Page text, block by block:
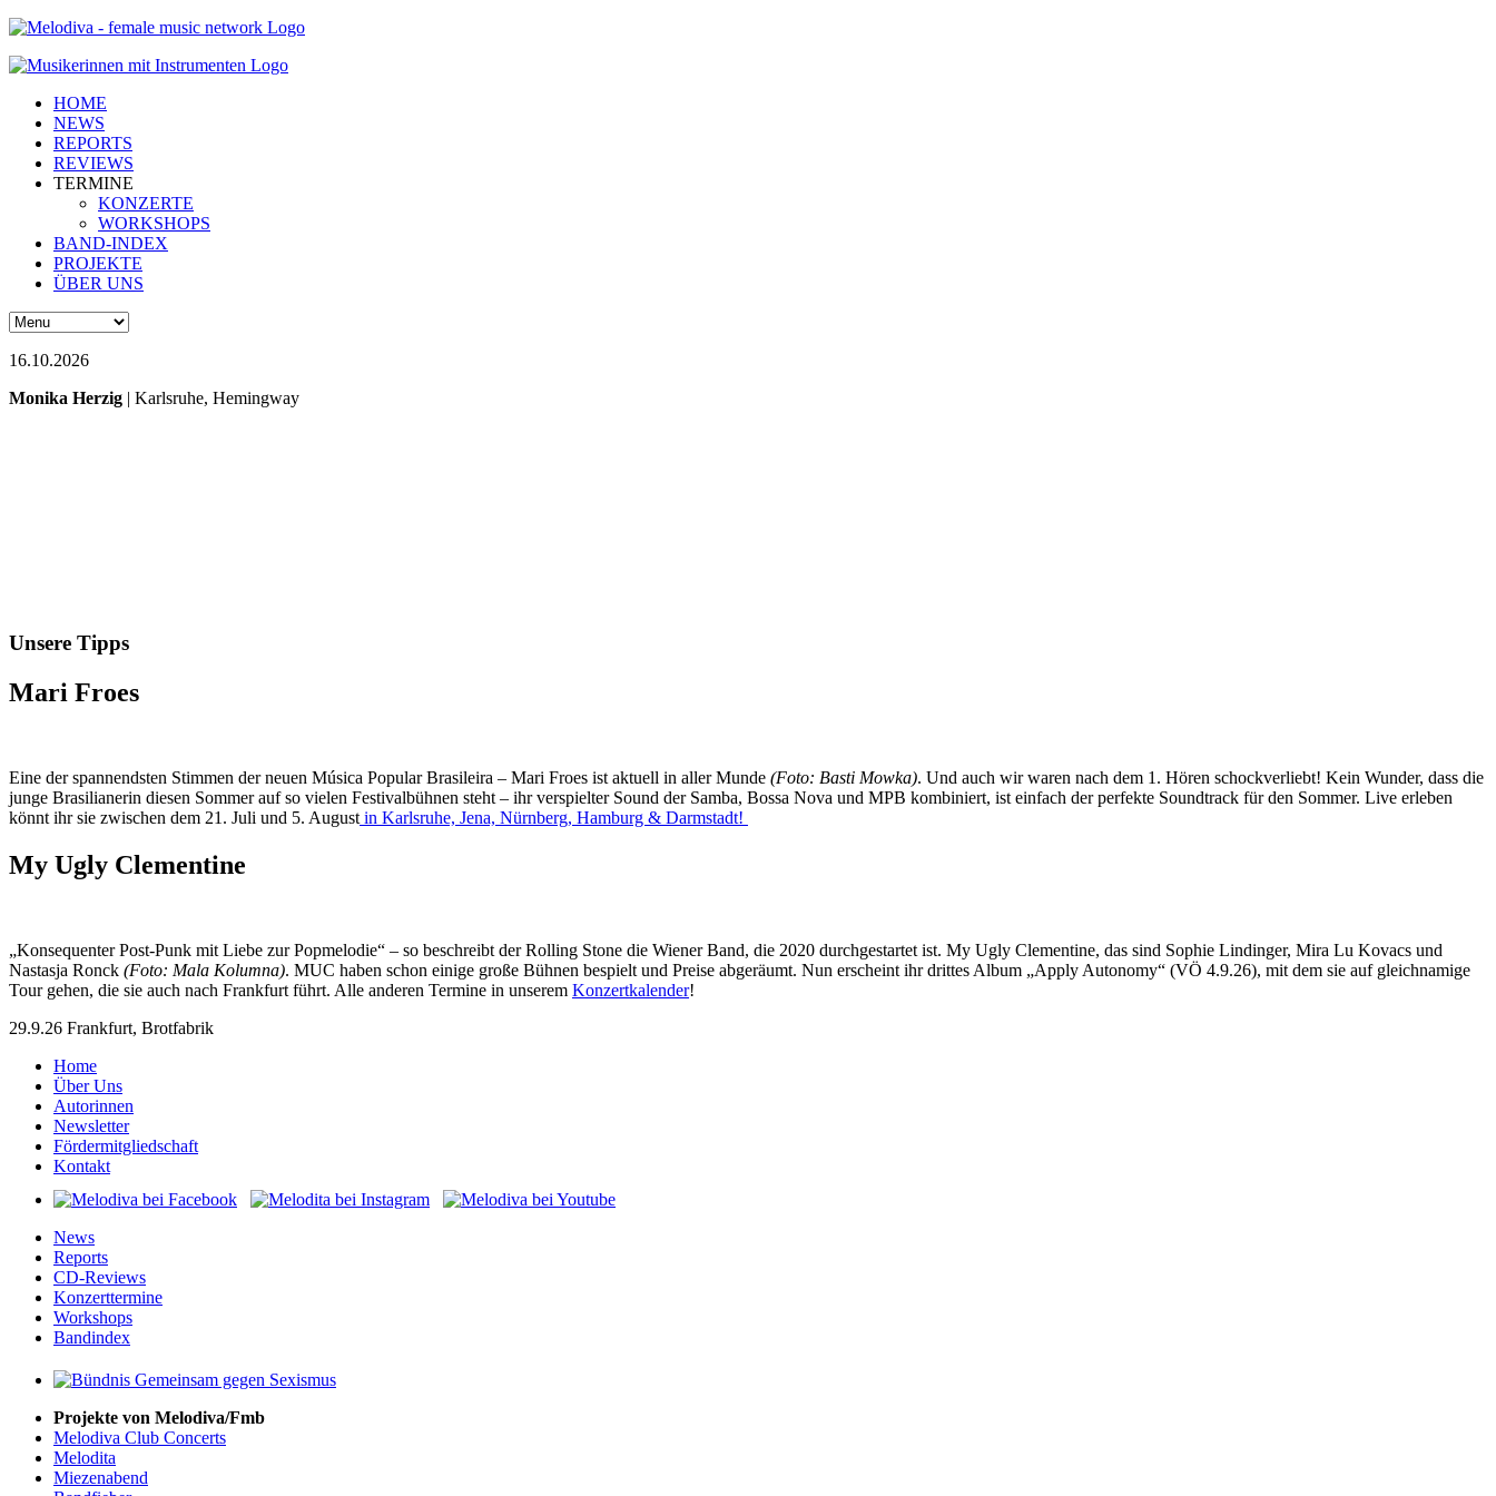
HOME
NEWS
REPORTS
REVIEWS
TERMINE
KONZERTE
WORKSHOPS
BAND-INDEX
PROJEKTE
ÜBER UNS
16.10.2026
Monika Herzig | Karlsruhe, Hemingway
Unsere Tipps
Mari Froes
Eine der spannendsten Stimmen der neuen Música Popular Brasileira – Mari Froes ist aktuell in aller Munde (Foto: Basti Mowka). Und auch wir waren nach dem 1. Hören schockverliebt! Kein Wunder, dass die
junge Brasilianerin diesen Sommer auf so vielen Festivalbühnen steht – ihr verspielter Sound der Samba, Bossa Nova und MPB kombiniert, ist einfach der perfekte Soundtrack für den Sommer. Live erleben
könnt ihr sie zwischen dem 21. Juli und 5. August in Karlsruhe, Jena, Nürnberg, Hamburg & Darmstadt!
My Ugly Clementine
„Konsequenter Post-Punk mit Liebe zur Popmelodie“ – so beschreibt der Rolling Stone die Wiener Band, die 2020 durchgestartet ist. My Ugly Clementine, das sind Sophie Lindinger, Mira Lu Kovacs und
Nastasja Ronck (Foto: Mala Kolumna). MUC haben schon einige große Bühnen bespielt und Preise abgeräumt. Nun erscheint ihr drittes Album „Apply Autonomy“ (VÖ 4.9.26), mit dem sie auf gleichnamige
Tour gehen, die sie auch nach Frankfurt führt. Alle anderen Termine in unserem Konzertkalender!
29.9.26 Frankfurt, Brotfabrik
Home
Über Uns
Autorinnen
Newsletter
Fördermitgliedschaft
Kontakt
News
Reports
CD-Reviews
Konzerttermine
Workshops
Bandindex
Projekte von Melodiva/Fmb
Melodiva Club Concerts
Melodita
Miezenabend